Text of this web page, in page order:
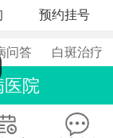
预约挂号
问答 白斑治疗
医院